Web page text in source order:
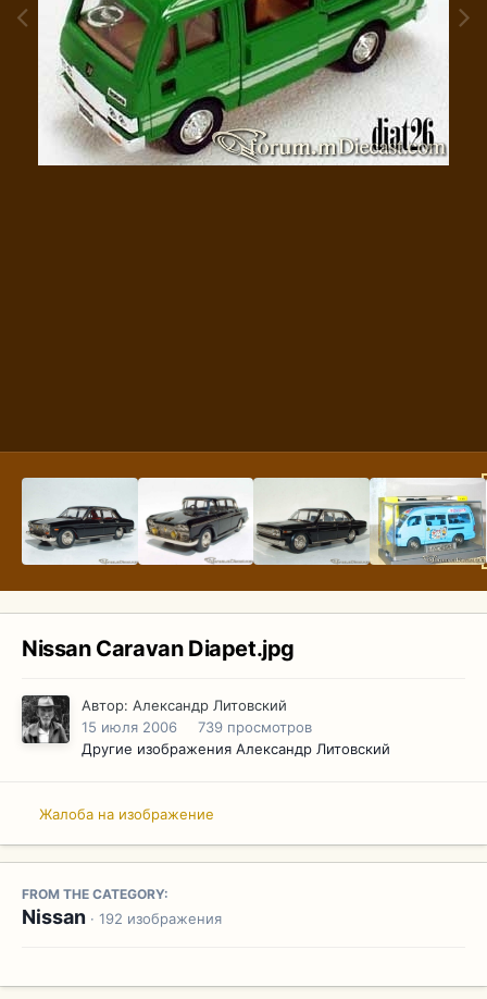
Nissan Caravan Diapet.jpg
Автор: Александр Литовский
15 июля 2006
739 просмотров
Другие изображения Александр Литовский
Жалоба на изображение
FROM THE CATEGORY:
Nissan · 192 изображения